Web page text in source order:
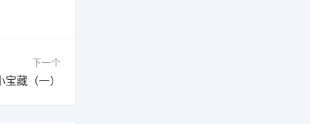
下一个
藏（一）